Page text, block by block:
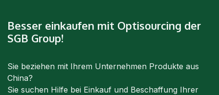
Besser einkaufen mit Optisourcing der
SGB Group!
Sie beziehen mit Ihrem Unternehmen Produkte aus
China?
Sie suchen Hilfe bei Einkauf und Beschaffung Ihrer